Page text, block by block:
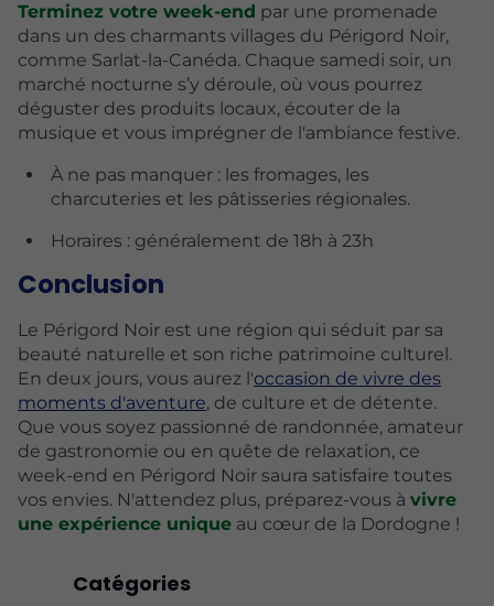
Catégories
Terminez votre week-end par une promenade
dans un des charmants villages du Périgord Noir,
comme Sarlat-la-Canéda. Chaque samedi soir, un
marché nocturne s’y déroule, où vous pourrez
déguster des produits locaux, écouter de la
musique et vous imprégner de l'ambiance festive.
À ne pas manquer : les fromages, les
charcuteries et les pâtisseries régionales.
Horaires : généralement de 18h à 23h
Conclusion
Le Périgord Noir est une région qui séduit par sa
beauté naturelle et son riche patrimoine culturel.
En deux jours, vous aurez l'occasion de vivre des
moments d'aventure, de culture et de détente.
Que vous soyez passionné de randonnée, amateur
de gastronomie ou en quête de relaxation, ce
week-end en Périgord Noir saura satisfaire toutes
vos envies. N'attendez plus, préparez-vous à vivre
une expérience unique au cœur de la Dordogne !